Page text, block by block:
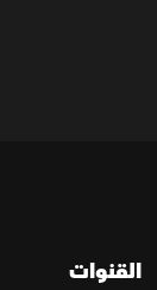
القنوات